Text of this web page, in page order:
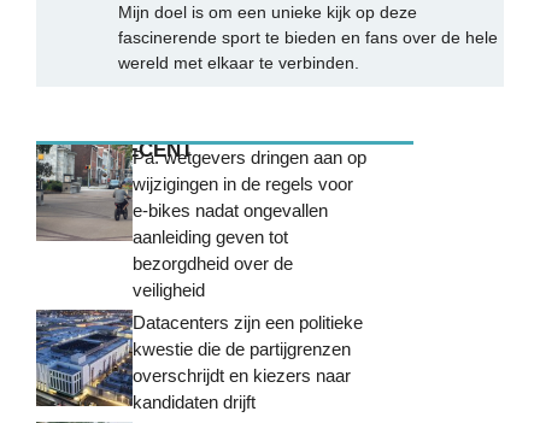
Mijn doel is om een unieke kijk op deze
fascinerende sport te bieden en fans over de hele
wereld met elkaar te verbinden.
MEEST RECENTPa. wetgevers dringen aan op
wijzigingen in de regels voor
e-bikes nadat ongevallen
aanleiding geven tot
bezorgdheid over de
veiligheid
Datacenters zijn een politieke
kwestie die de partijgrenzen
overschrijdt en kiezers naar
kandidaten drijft